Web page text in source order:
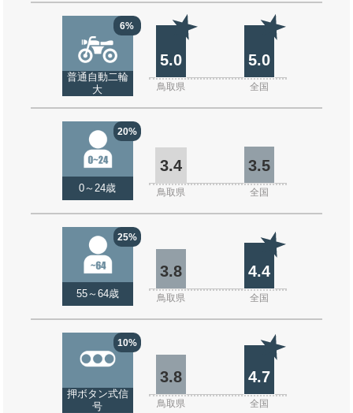
6%
普通自動二輪
大
5.0 5.0
鳥取県 全国
20%
0～24歳
3.4 3.5
鳥取県 全国
25%
55～64歳
3.8 4.4
鳥取県 全国
10%
押ボタン式信
号
3.8 4.7
鳥取県 全国